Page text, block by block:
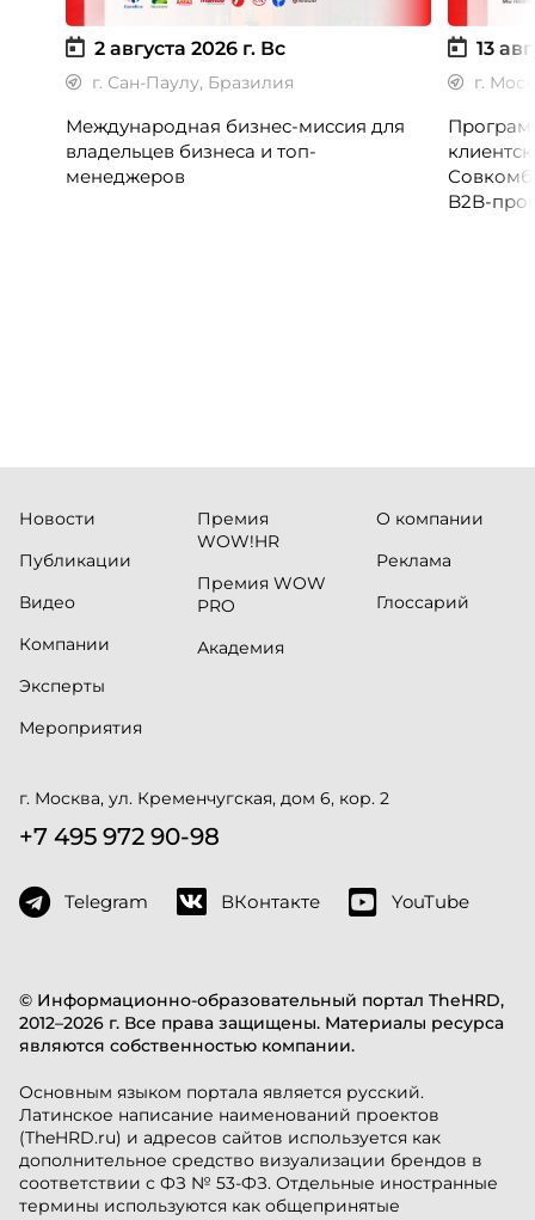
2 августа 2026 г. Вс
г. Сан-Паулу, Бразилия
Международная бизнес-миссия для
владельцев бизнеса и топ-
менеджеров
13
г.
B2B-
© Информационно-образовательный портал TheHRD,
2012–2026 г. Все права защищены. Материалы ресурса
являются собственностью компании.
Основным языком портала является русский.
Латинское написание наименований проектов
(TheHRD.ru) и адресов сайтов используется как
дополнительное средство визуализации брендов в
соответствии с ФЗ № 53-ФЗ. Отдельные иностранные
термины используются как общепринятые
Новости
Публикации
Видео
Компании
Эксперты
Мероприятия
Премия
WOW!HR
Премия WOW
PRO
Академия
О компании
Реклама
Глоссарий
г. Москва, ул. Кременчугская, дом 6, кор. 2
+7 495 972 90-98
Telegram ВКонтакте YouTube